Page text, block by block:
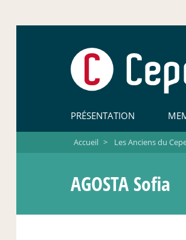
PRÉSENTATION
Accueil > Les Anciens du
AGOSTA Sofia